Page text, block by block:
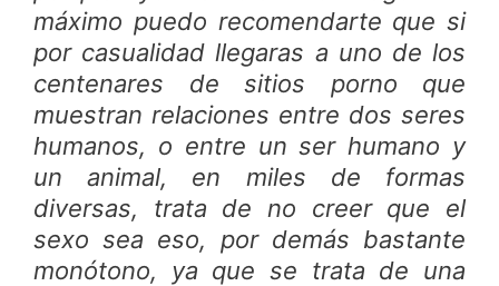
máximo puedo recomendarte que si
por casualidad llegaras a uno de los
centenares de sitios porno que
muestran relaciones entre dos seres
humanos, o entre un ser humano y
un animal, en miles de formas
diversas, trata de no creer que el
sexo sea eso, por demás bastante
monótono, ya que se trata de una